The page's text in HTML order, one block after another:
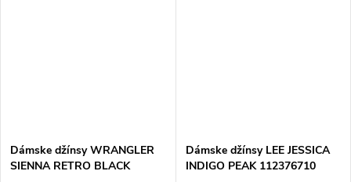
Dámske džínsy WRANGLER
SIENNA RETRO BLACK
Dámske džínsy LEE JESSICA
INDIGO PEAK 112376710